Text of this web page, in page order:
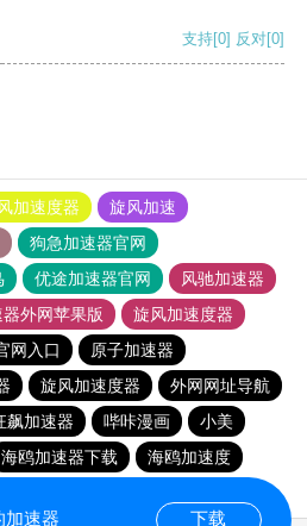
支持[0] 反对[0]
加速度器
旋风加速
狗急加速器官网
优途加速器官网
风驰加速器
外网苹果版
旋风加速度器
网入口
原子加速器
旋风加速度器
外网网址导航
飙加速器 哔咔漫画
小美
海鸥加速器下载
海鸥加速度
加速器 下载